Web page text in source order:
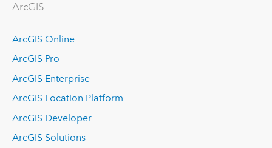
ArcGIS
ArcGIS Online
ArcGIS Pro
ArcGIS Enterprise
ArcGIS Location Platform
ArcGIS Developer
ArcGIS Solutions